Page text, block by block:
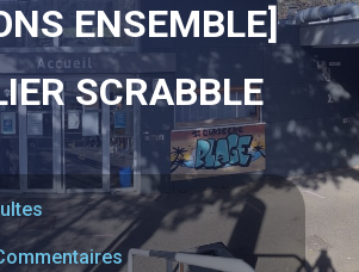
ENSEMBLE]
SCRABBLE